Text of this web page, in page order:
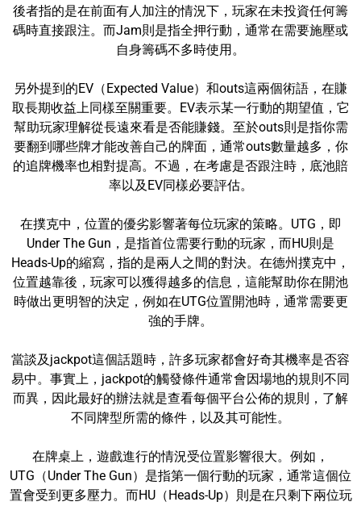
後者指的是在前面有人加注的情況下，玩家在未投資任何籌
碼時直接跟注。而Jam則是指全押行動，通常在需要施壓或
自身籌碼不多時使用。
另外提到的EV（Expected Value）和outs這兩個術語，在賺
取長期收益上同樣至關重要。EV表示某一行動的期望值，它
幫助玩家理解從長遠來看是否能賺錢。至於outs則是指你需
要翻到哪些牌才能改善自己的牌面，通常outs數量越多，你
的追牌機率也相對提高。不過，在考慮是否跟注時，底池賠
率以及EV同樣必要評估。
在撲克中，位置的優劣影響著每位玩家的策略。UTG，即
Under The Gun，是指首位需要行動的玩家，而HU則是
Heads-Up的縮寫，指的是兩人之間的對決。在德州撲克中，
位置越靠後，玩家可以獲得越多的信息，這能幫助你在開池
時做出更明智的決定，例如在UTG位置開池時，通常需要更
強的手牌。
當談及jackpot這個話題時，許多玩家都會好奇其機率是否容
易中。事實上，jackpot的觸發條件通常會因場地的規則不同
而異，因此最好的辦法就是查看每個平台公佈的規則，了解
不同牌型所需的條件，以及其可能性。
在牌桌上，遊戲進行的情況受位置影響很大。例如，
UTG（Under The Gun）是指第一個行動的玩家，通常這個位
置會受到更多壓力。而HU（Heads-Up）則是在只剩下兩位玩